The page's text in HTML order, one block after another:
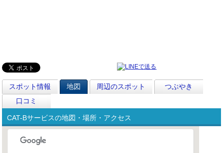
スポット情報 地図 周辺のスポット
つぶやき
口コミ
CAT-Bサービスの地図・場所・アクセス